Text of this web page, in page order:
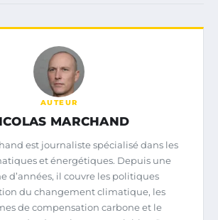
AUTEUR
MARCHAND
est journaliste spécialisé dans les
et énergétiques. Depuis une
d’années, il couvre les politiques
du changement climatique, les
de compensation carbone et le